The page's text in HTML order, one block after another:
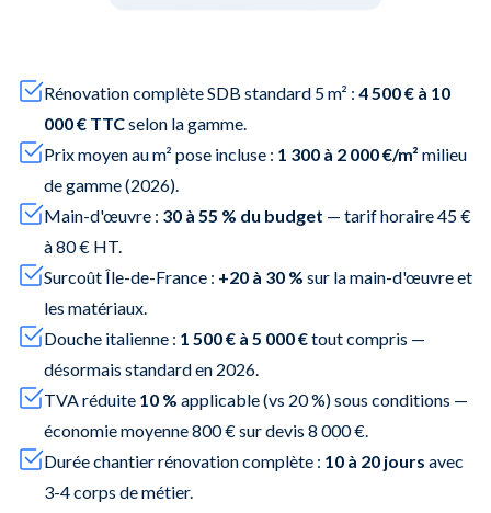
Rénovation complète SDB standard 5 m² : 4 500 € à 10
000 € TTCselon la gamme.
Prix moyen au m² pose incluse : 1 300 à 2 000 €/m² milieu
de gamme (2026).
Main-d'œuvre : 30 à 55 % du budget — tarif horaire 45 €
à 80 € HT.
Surcoût Île-de-France : +20 à 30 % sur la main-d'œuvre et
les matériaux.
Douche italienne : 1 500 € à 5 000 €tout compris —
désormais standard en 2026.
TVA réduite 10 % applicable (vs 20 %) sous conditions —
économie moyenne 800 € sur devis 8 000 €.
Durée chantier rénovation complète : 10 à 20 jours avec
3-4 corps de métier.